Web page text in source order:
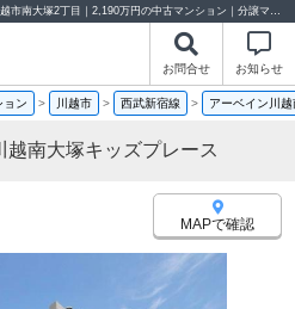
アーベイン川越南大塚キッズプレース 埼玉県川越市南大塚2丁目｜2,190万円の中古マンション｜分譲マンション情報｜センチュリー21クレド
お問合せ お知らせ
ョン > 川越市 > 西武新宿線 > アーベイン川
越南大塚キッズプレース
MAPで確認